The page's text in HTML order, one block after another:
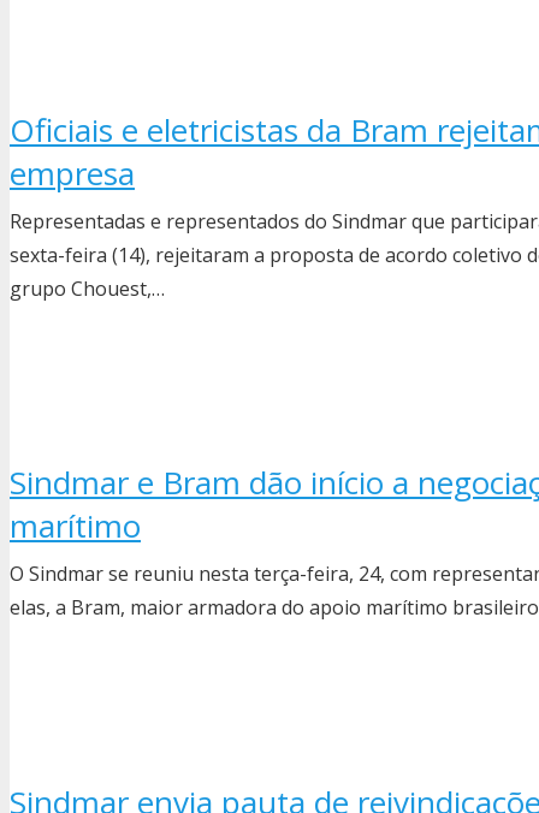
Oficiais e eletricistas da Bram
empresa
Representadas e representados do Sindmar que
sexta-feira (14), rejeitaram a proposta de acordo coletivo
grupo Chouest,…
Sindmar e Bram dão início a
marítimo
O Sindmar se reuniu nesta terça-feira, 24, com
elas, a Bram, maior armadora do apoio marítimo
Sindmar envia pauta de